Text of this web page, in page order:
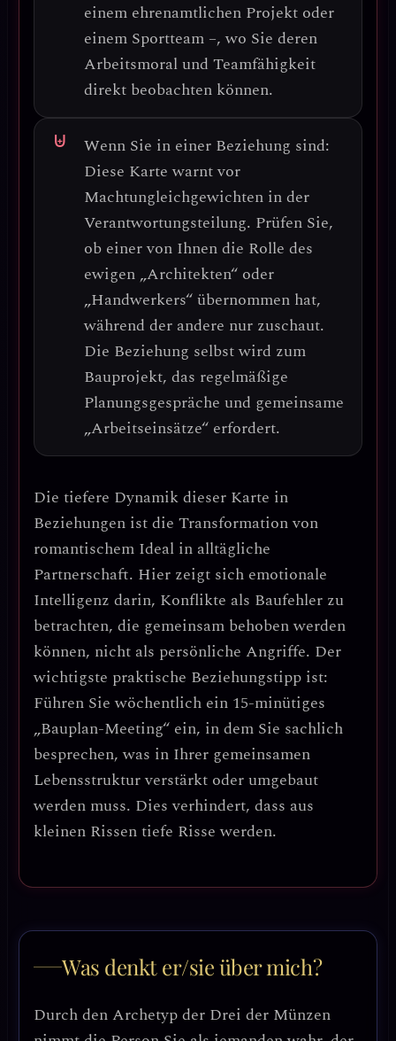
einem ehrenamtlichen Projekt oder
einem Sportteam –, wo Sie deren
Arbeitsmoral und Teamfähigkeit
direkt beobachten können.
Wenn Sie in einer Beziehung sind:
Diese Karte warnt vor
Machtungleichgewichten in der
Verantwortungsteilung. Prüfen Sie,
ob einer von Ihnen die Rolle des
ewigen „Architekten“ oder
„Handwerkers“ übernommen hat,
während der andere nur zuschaut.
Die Beziehung selbst wird zum
Bauprojekt, das regelmäßige
Planungsgespräche und gemeinsame
„Arbeitseinsätze“ erfordert.
Die tiefere Dynamik dieser Karte in
Beziehungen ist die Transformation von
romantischem Ideal in alltägliche
Partnerschaft. Hier zeigt sich emotionale
Intelligenz darin, Konflikte als Baufehler zu
betrachten, die gemeinsam behoben werden
können, nicht als persönliche Angriffe. Der
wichtigste praktische Beziehungstipp ist:
Führen Sie wöchentlich ein 15-minütiges
„Bauplan-Meeting“ ein, in dem Sie sachlich
besprechen, was in Ihrer gemeinsamen
Lebensstruktur verstärkt oder umgebaut
werden muss. Dies verhindert, dass aus
kleinen Rissen tiefe Risse werden.
Was denkt er/sie über mich?
Durch den Archetyp der Drei der Münzen